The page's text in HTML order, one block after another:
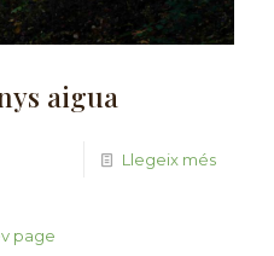
aigua
Llegeix més
page